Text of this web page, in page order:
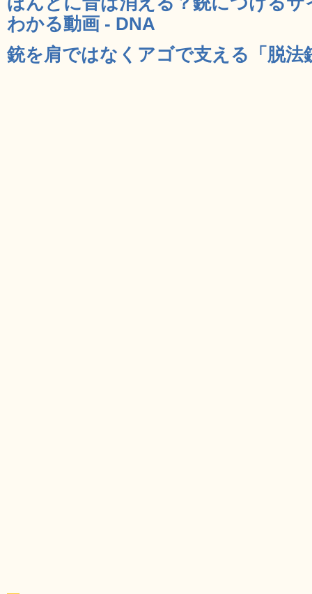
わかる動画 - DNA
銃を肩ではなくアゴで支える「脱法